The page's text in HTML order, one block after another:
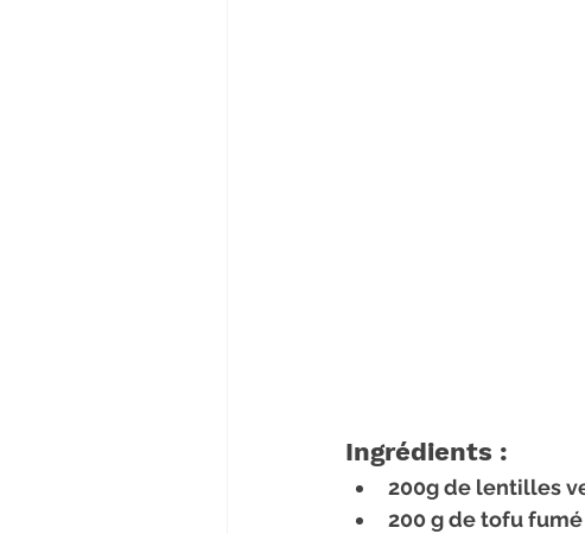
Ingrédients :
200g de lentilles
200 g de tofu fumé